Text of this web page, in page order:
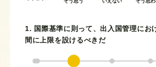
1. 国際基準に則って、出入国管理にお
間に上限を設けるべきだ